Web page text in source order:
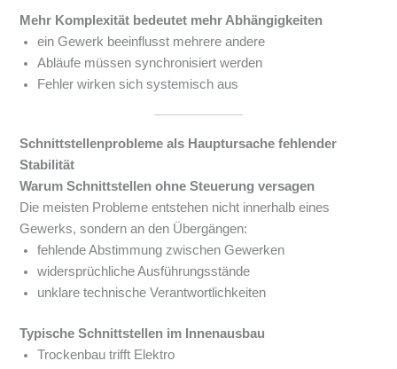
Mehr Komplexität bedeutet mehr Abhängigkeiten
ein Gewerk beeinflusst mehrere andere
Abläufe müssen synchronisiert werden
Fehler wirken sich systemisch aus
Schnittstellenprobleme als Hauptursache fehlender
Stabilität
Warum Schnittstellen ohne Steuerung versagen
Die meisten Probleme entstehen nicht innerhalb eines
Gewerks, sondern an den Übergängen:
fehlende Abstimmung zwischen Gewerken
widersprüchliche Ausführungsstände
unklare technische Verantwortlichkeiten
Typische Schnittstellen im Innenausbau
Trockenbau trifft Elektro